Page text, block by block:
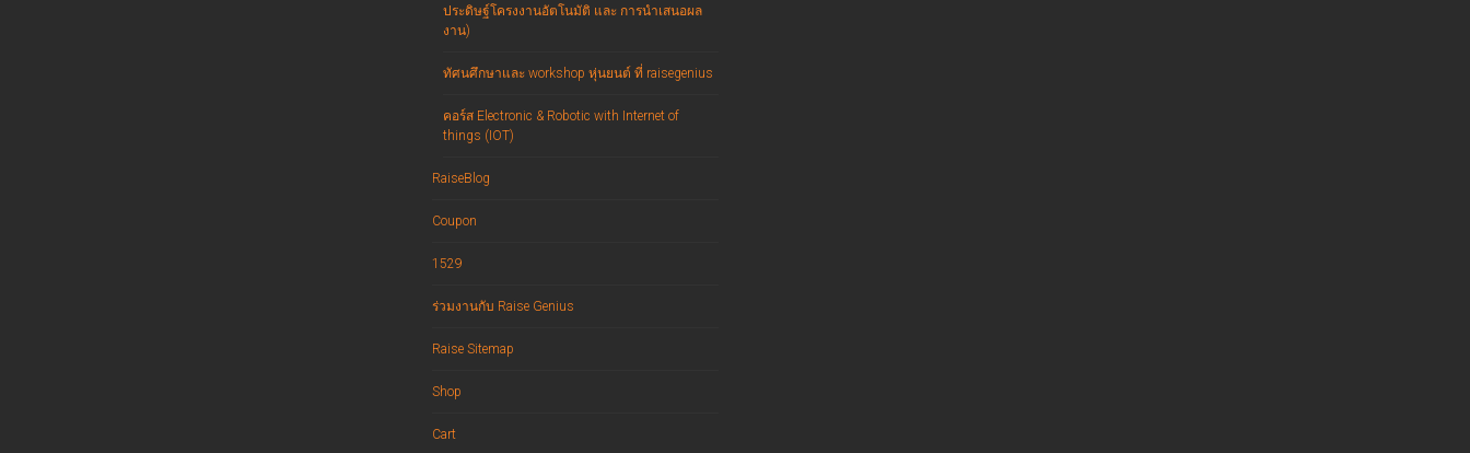
ประดิษฐ์โครงงานอัตโนมัติ และ การนำเสนอผล
งาน)
ทัศนศึกษาและ workshop หุ่นยนต์ ที่ raisegenius
คอร์ส Electronic & Robotic with Internet of
things (IOT)
RaiseBlog
Coupon
1529
ร่วมงานกับ Raise Genius
Raise Sitemap
Shop
Cart